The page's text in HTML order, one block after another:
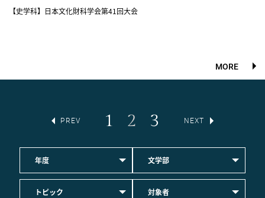
【史学科】日本文化財科学会第41回大会
MORE
PREV 1 2 3 NEXT
年度 文学部
トピック 対象者